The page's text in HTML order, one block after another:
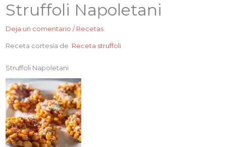
Struffoli Napoletani
Deja un comentario / Recetas
Receta cortesía de Receta struffoli
Struffoli Napoletani